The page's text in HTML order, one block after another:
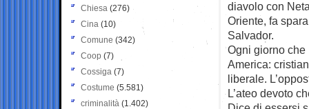
diavolo con
Oriente, fa
Salvador.
Ogni giorno che
America:
liberale.
L’ateo devoto
Chiesa (276)
Cina (10)
Comune (342)
Coop (7)
Cossiga (7)
Costume (5.581)
criminalità (1.402)